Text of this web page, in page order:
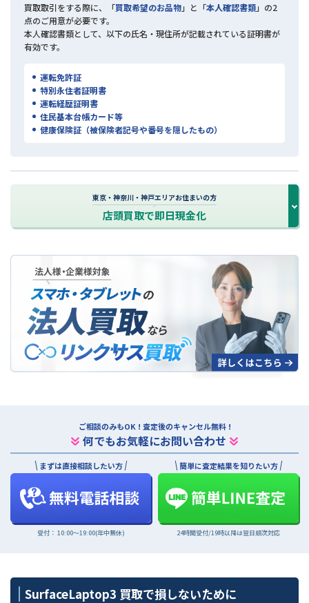
買取取引をする際に、「買取希望のお品物」と「本人確認書類」の2
点のご用意が必要です。
本人確認書類として、以下の氏名・現住所が記載されている証明書が
有効です。
運転免許証
特別永住者証明書
運転経歴証明書
住民基本台帳カード等
健康保険証（被保険者記号や番号を隠したもの）
東京・神奈川・神戸エリアお住まいの方
店頭買取で即日現金化
法人買取について
ご相談のみもOK ! 査定後のキャンセル無料 !
何でもお気軽にお問い合わせ
まずは直接相談したい方
受付： 10:00〜19:00(年中無休)
簡単に査定結果を知りたい方
24時間受付/19時以降は翌日順次対応
SurfaceLaptop3 買取で損しないために